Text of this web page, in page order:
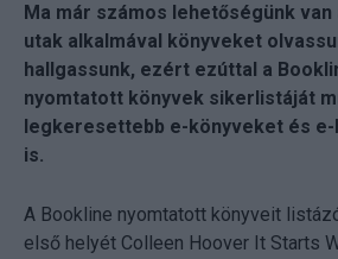
Ma már számos lehetőségünk van
utak alkalmával könyveket
hallgassunk, ezért ezúttal a
nyomtatott könyvek sikerlistáját
legkeresettebb e-könyveket és
is.
A Bookline nyomtatott könyveit
első helyét Colleen Hoover It Starts